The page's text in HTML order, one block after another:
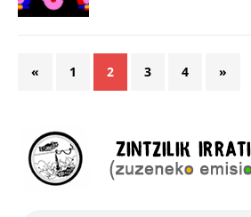
« 1 2 3 4 »